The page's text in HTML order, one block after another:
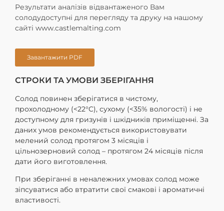
Результати аналізів відвантаженого Вам
солодудоступні для перегляду та друку на нашому
сайті www.castlemalting.com
Завантажити PDF
СТРОКИ ТА УМОВИ ЗБЕРІГАННЯ
Солод повинен зберігатися в чистому,
прохолодному (<22°C), сухому (<35% вологості) і не
доступному для гризунів і шкідників приміщенні. За
даних умов рекомендується використовувати
мелений солод протягом 3 місяців і
цільнозерновий солод – протягом 24 місяців після
дати його виготовлення.
При зберіганні в неналежних умовах солод може
зіпсуватися або втратити свої смакові і ароматичні
властивості.